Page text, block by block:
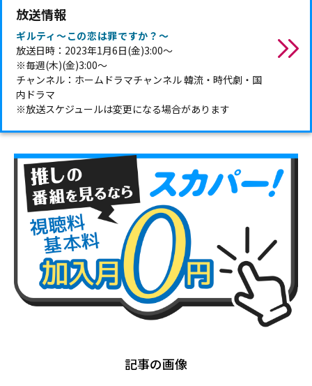
放送情報
ギルティ～この恋は罪ですか？～
放送日時：2023年1月6日(金)3:00～
※毎週(木)(金)3:00～
チャンネル：ホームドラマチャンネル 韓流・時代劇・国
内ドラマ
※放送スケジュールは変更になる場合があります
記事の画像